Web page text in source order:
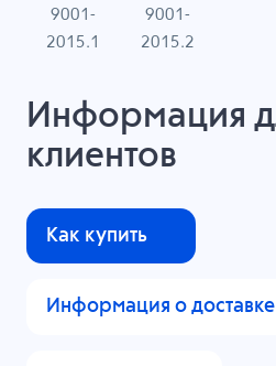
9001-
2015.1
9001-
2015.2
Информация
клиентов
Как купить
Информация о доставке